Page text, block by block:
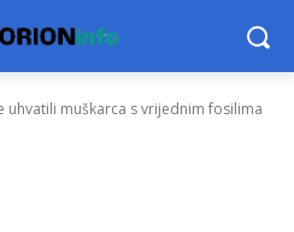
uhvatili muškarca s vrijednim fosilima